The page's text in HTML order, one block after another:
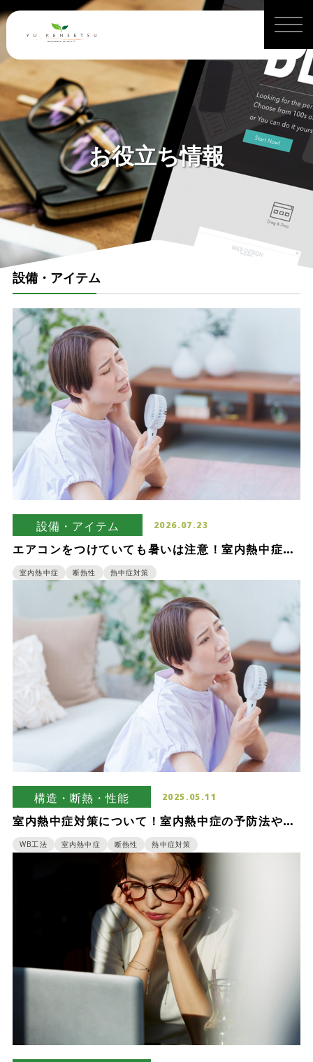
お役立ち情報
設備・アイテム
設備・アイテム 2026.07.23
エアコンをつけていても暑いは注意！室内熱中症を
防ぐための基礎知識
室内熱中症 断熱性 熱中症対策
構造・断熱・性能 2025.05.11
室内熱中症対策について！室内熱中症の予防法や熱
中症が起きにくい家づくりのポイント
WB工法 室内熱中症 断熱性 熱中症対策